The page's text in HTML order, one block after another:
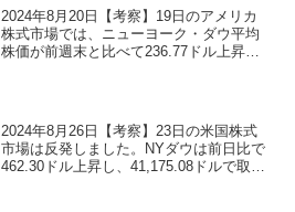
2024年8月20日【考察】19日のアメリカ
株式市場では、ニューヨーク・ダウ平均
株価が前週末と比べて236.77ドル上昇
2024年8月26日【考察】23日の米国株式
市場は反発しました。NYダウは前日比で
462.30ドル上昇し、41,175.08ドルで取引